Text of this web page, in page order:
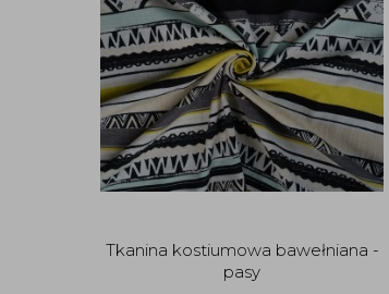
Tkanina kostiumowa bawełniana -
pasy